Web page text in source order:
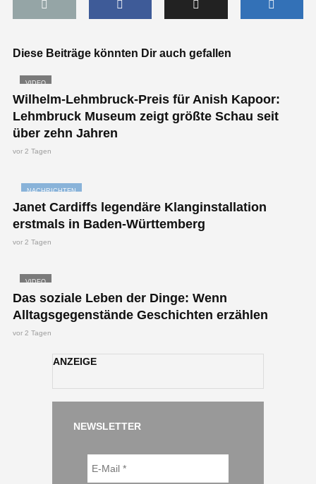
Diese Beiträge könnten Dir auch gefallen
VIDEO
Wilhelm-Lehmbruck-Preis für Anish Kapoor:
Lehmbruck Museum zeigt größte Schau seit
über zehn Jahren
vor 2 Tagen
NACHRICHTEN
Janet Cardiffs legendäre Klanginstallation
erstmals in Baden-Württemberg
vor 2 Tagen
VIDEO
Das soziale Leben der Dinge: Wenn
Alltagsgegenstände Geschichten erzählen
vor 2 Tagen
ANZEIGE
NEWSLETTER